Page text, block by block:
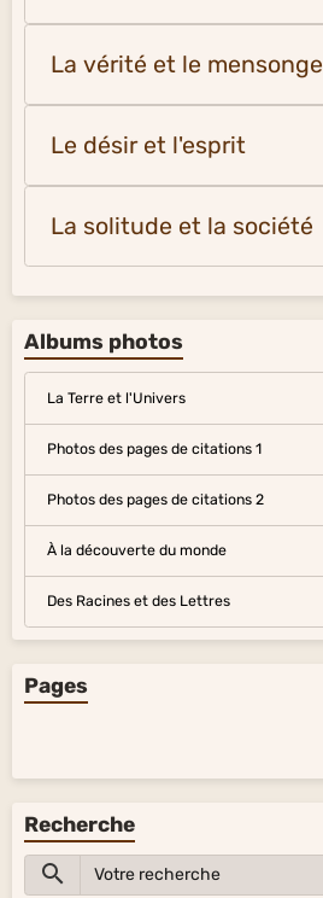
La vérité et le mensonge
Le désir et l'esprit
La solitude et la société
Albums photos
La Terre et l'Univers
Photos des pages de citations 1
Photos des pages de citations 2
À la découverte du monde
Des Racines et des Lettres
Pages
Recherche